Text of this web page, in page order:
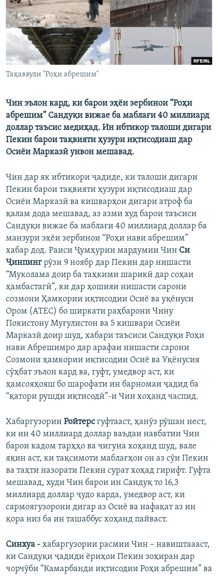
ГУЗОРИШҲОИ РАДИОӢ
Русский
ПАЙГИРӢ КУНЕД
Ҳамаи сомонаҳои RFE/RL
Таҳаввули "Роҳи абрешим"
Чин эълон кард, ки барои эҳёи зербинои “Роҳи
абрешим” Сандуқи вижае ба маблағи 40 миллиард
доллар таъсис медиҳад. Ин ибтикор талоши дигари
Пекин барои тақвияти ҳузури иқтисодиаш дар
Осиёи Марказӣ унвон мешавад.
Чин дар як ибтикори ҷадиде, ки талоши дигари
Пекин барои тақвияти ҳузури иқтисодиаш дар
Осиёи Марказӣ ва кишварҳои дигари атроф ба
қалам дода мешавад, аз азми худ барои таъсиси
Сандуқи вижае ба маблағи 40 миллиард доллар ба
манзури эҳёи зербинои “Роҳи нави абрешим”
хабар дод. Раиси Ҷумҳурии мардумии Чин Си
Ҷинпинг рӯзи 9 ноябр дар Пекин дар нишасти
“Муколама доир ба таҳкими шарикӣ дар соҳаи
ҳамбастагӣ”, ки дар ҳошияи нишасти сарони
созмони Ҳамкории иқтисодии Осиё ва уқёнуси
Ором (АТЕС) бо ширкати раҳбарони Чину
Покистону Муғулистон ва 5 кишвари Осиёи
Марказӣ доир шуд, хабари таъсиси Сандуқи Роҳи
нави Абрешимро дар арафаи нишасти сарони
Созмони ҳамкории иқтисодии Осиё ва Уқёнусия
сӯҳбат эълон кард ва, гуфт, умедвор аст, ки
ҳамсояҳояш бо шарофати ин барномаи ҷадид ба
“қатори рушди иқтисодӣ”-и Чин хоҳанд часпид.
Хабаргузории Ройтерсгуфтааст, ҳанӯз рӯшан нест,
ки ин 40 миллиард доллар ваъдаи навбатии Чин
барои кадом тарҳҳо ва чигуна хоҳанд шуд, вале
яқин аст, ки тақсимоти маблағҳои он аз сӯи Пекин
ва таҳти назорати Пекин сурат хоҳад гирифт. Гуфта
мешавад, худи Чин барои ин Сандуқ то 16,3
миллиард доллар ҷудо карда, умедвор аст, ки
сармоягузорони дигар аз Осиё ва нафақат аз ин
қора низ ба ин ташаббус хоҳанд пайваст.
Синхуа - хабаргузории расмии Чин – навиштаааст,
ки Сандуқи ҷадиди ёриҳои Пекин зоҳиран дар
чорчӯби “Камарбанди иқтисодии Роҳи абрешим” ва